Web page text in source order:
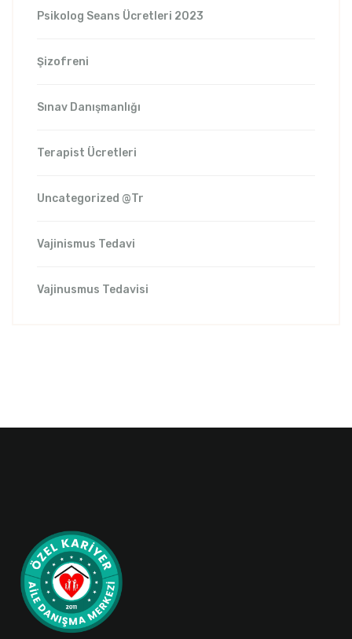
Psikolog Seans Ücretleri 2023
Şizofreni
Sınav Danışmanlığı
Terapist Ücretleri
Uncategorized @tr
Vajinismus Tedavi
Vajinusmus Tedavisi